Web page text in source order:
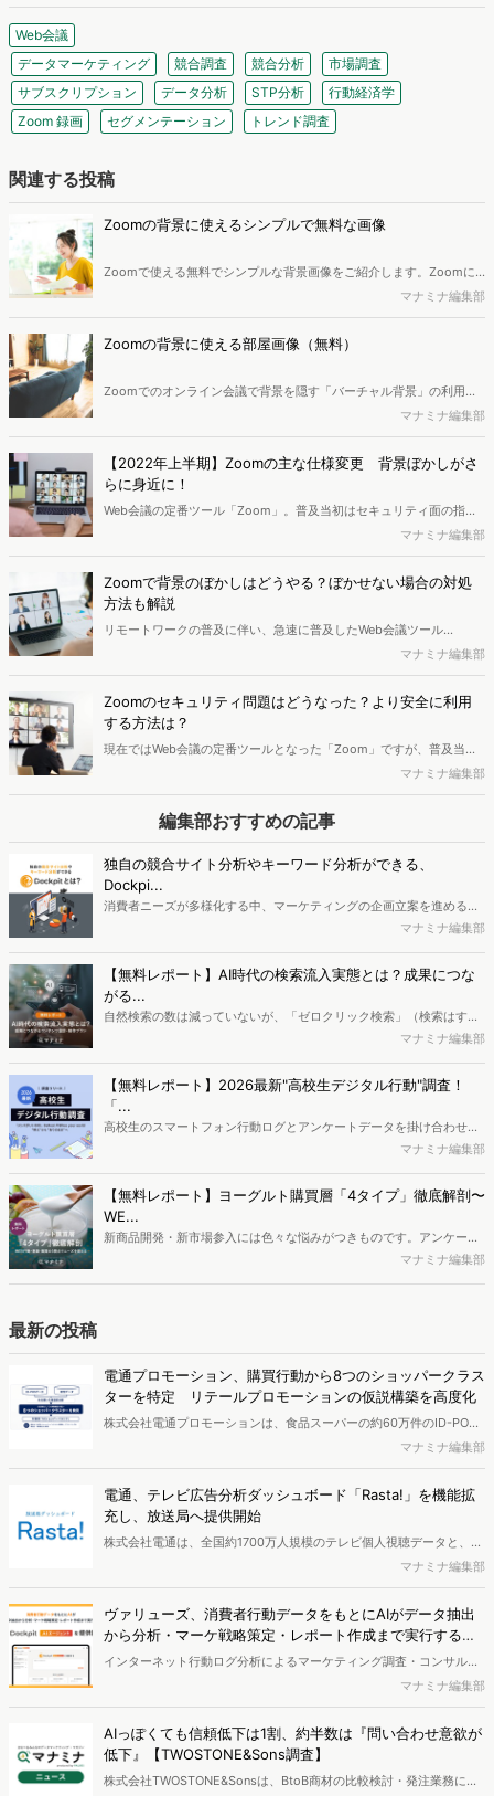
Web会議
データマーケティング
競合調査 競合分析
市場調査
サブスクリプション
データ分析 STP分析
行動経済学
Zoom 録画
セグメンテーション トレンド調査
関連する投稿
Zoomの背景に使えるシンプルで無料な画像
Zoomで使える無料でシンプルな背景画像をご紹介します。Zoomに
は標準の背景画像も用意されていますが、ほかの人とかぶってしまう
ことも。気分転換したり、個性を出しつつ仕事で取引先とやりとりし
てもOKなシンプルな背景画像を集めました。
マナミナ編集部
Zoomの背景に使える部屋画像（無料）
Zoomでのオンライン会議で背景を隠す「バーチャル背景」の利用も
一般的になってきました。おしゃれな部屋の画像を選ぶことで気分を
変えたり、センスをアピールしてみてはいかがでしょう。画像素材集
のほかに、無印やIKEAなど企業の公式からもおしゃれ部屋の背景画像
が提供されています。
マナミナ編集部
【2022年上半期】Zoomの主な仕様変更 背景ぼかしがさ
らに身近に！
Web会議の定番ツール「Zoom」。普及当初はセキュリティ面の指摘
があったものの、最近のアップデートは機能追加がメインになってい
ます。アップデート通知は頻繁に届くものの、その内容まで把握して
いない方向けに最近の仕様変更内容をまとめました。
マナミナ編集部
Zoomで背景のぼかしはどうやる？ぼかせない場合の対処
方法も解説
リモートワークの普及に伴い、急速に普及したWeb会議ツール
「Zoom」。Zoomには背景画像を設定しなくても、背景をぼかす便
利な機能が備わっています。Zoomで背景ぼかしを設定したり、それ
がうまくいかない場合の改善方法について解説します。
マナミナ編集部
Zoomのセキュリティ問題はどうなった？より安全に利用
する方法は？
現在ではWeb会議の定番ツールとなった「Zoom」ですが、普及当初
はセキュリティ問題が話題となったのを覚えている方も多いでしょ
う。当時指摘されたセキュリティの問題と、より安心・安全にZoom
を利用する方法について再確認します。
マナミナ編集部
編集部おすすめの記事
独自の競合サイト分析やキーワード分析ができる、
Dockpi...
消費者ニーズが多様化する中、マーケティングの企画立案を進める上
で、競合分析や消費者分析の重要性がより高まっています。Web行動
データを活用し、Web上の消費者行動を起点とした競合サイト分析や
消費者分析が可能です。今回はDockpitならではの利便性の高い機能
や活用方法を解説します。
マナミナ編集部
【無料レポート】AI時代の検索流入実態とは？成果につな
がる...
自然検索の数は減っていないが、「ゼロクリック検索」（検索はする
がページには流入しない）の割合が増加しているのが、AI時代の検索
か、また、要因を理解した上で、成果に確実につながるコンテンツを
制作するにはどうするべきなのでしょうか。本レポートはこのような
疑問をお抱えのSEO・Webマーケティングご担当者様におすすめの内
容となっています。※本レポートは記事のフォームから無料でダウン
マナミナ編集部
【無料レポート】2026最新"高校生デジタル行動"調査！
「...
高校生のスマートフォン行動ログとアンケートデータを掛け合わせ、
最新の若年層（高校生）におけるデジタル行動実態やSNSの利用傾向
ち、スマートフォンを取り巻く環境が成熟するなか、新興SNSの台頭
により高校生のデジタルライフスタイルは新たな変化を見せていま
す。※資料は記事内の入力フォームより、ダウンロードいただけま
マナミナ編集部
【無料レポート】ヨーグルト購買層「4タイプ」徹底解剖〜
WE...
新商品開発・新市場参入には色々な悩みがつきものです。アンケート
調査を実施しても、購買実態が不透明、新商品の受容性も判断しきれ
ポートとなっています。※本レポートは記事のフォームから無料でダ
ウンロードできます。
マナミナ編集部
最新の投稿
電通プロモーション、購買行動から8つのショッパークラス
ターを特定 リテールプロモーションの仮説構築を高度化
株式会社電通プロモーションは、食品スーパーの約60万件のID-POS
データと生活者の定性データをAIで分析し、購買行動の特徴に基づい
た8つのショッパークラスターを特定しました。これにより購買時点
における生活者の意識や行動背景の把握が可能となり、リテールプロ
モーションにおけるプランニングの高速化と高精度化を実現できると
いいます。
マナミナ編集部
電通、テレビ広告分析ダッシュボード「Rasta!」を機能拡
充し、放送局へ提供開始
株式会社電通は、全国約1700万人規模のテレビ個人視聴データと、独
自の大規模生活者意識調査データを掛け合わせて、テレビ広告のデー
タ集計や広告効果の分析ができるダッシュボード「Rasta!
（Resourceful Analysis System of TV Audience：ラスタ）」の機能
を拡充し、放送局への提供を開始したことを発表しました。
マナミナ編集部
ヴァリューズ、消費者行動データをもとにAIがデータ抽出
から分析・マーケ戦略策定・レポート作成まで実行する
「Dockpit AIエージェント」を提供開始
インターネット行動ログ分析によるマーケティング調査・コンサルテ
ィングサービスを提供する株式会社ヴァリューズは、国内最大規模
250万人のWeb行動ログデータを基盤としたマーケティングリサーチ
エンジン「Dockpit（ドックピット）」の新機能として、AIが市場分
析から仮説構築、レポート作成までを自律的にサポートする
「Dockpit AIエージェント」の提供を開始いたしました。
マナミナ編集部
AIっぽくても信頼低下は1割、約半数は『問い合わせ意欲が
低下』【TWOSTONE&Sons調査】
株式会社TWOSTONE&Sonsは、BtoB商材の比較検討・発注業務に携